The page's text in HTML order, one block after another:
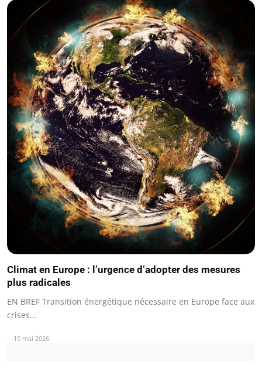
Climat en Europe : l’urgence d’adopter des mesures
plus radicales
EN BREF Transition énergétique nécessaire en Europe face aux
crises…
10 mai 2026